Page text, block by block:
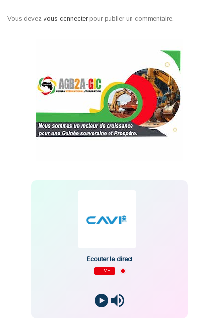
Vous devez vous connecter pour publier un commentaire.
Écouter le direct
LIVE